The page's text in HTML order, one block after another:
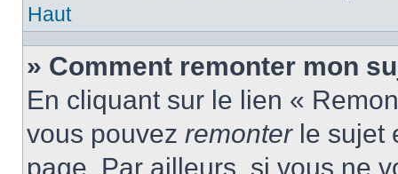
Haut
» Comment remonter mon
En cliquant sur le lien «
vous pouvez remonterle sujet
page. Par ailleurs, si vous ne